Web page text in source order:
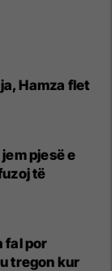
Hamza flet
pjesë e
të
fal por
tregon kur